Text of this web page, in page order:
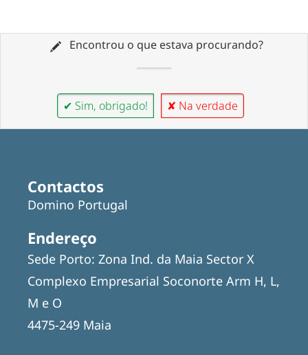
Encontrou o que estava procurando?
✔ Sim, obrigado! ✘ Na verdade
Contactos
Domino Portugal
Endereço
Sede Porto: Zona Ind. da Maia Sector X
Complexo Empresarial Soconorte Arm H, L,
M e O
4475-249 Maia